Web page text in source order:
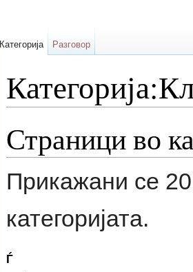
Страници во
Прикажани се
категоријата.
Ѓ
Категорија Разговор